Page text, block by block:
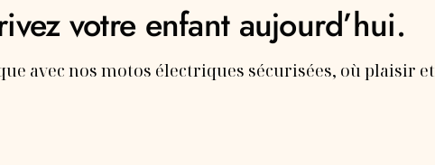
votre enfant aujourd’hui.
avec nos motos électriques sécurisées, où plaisir